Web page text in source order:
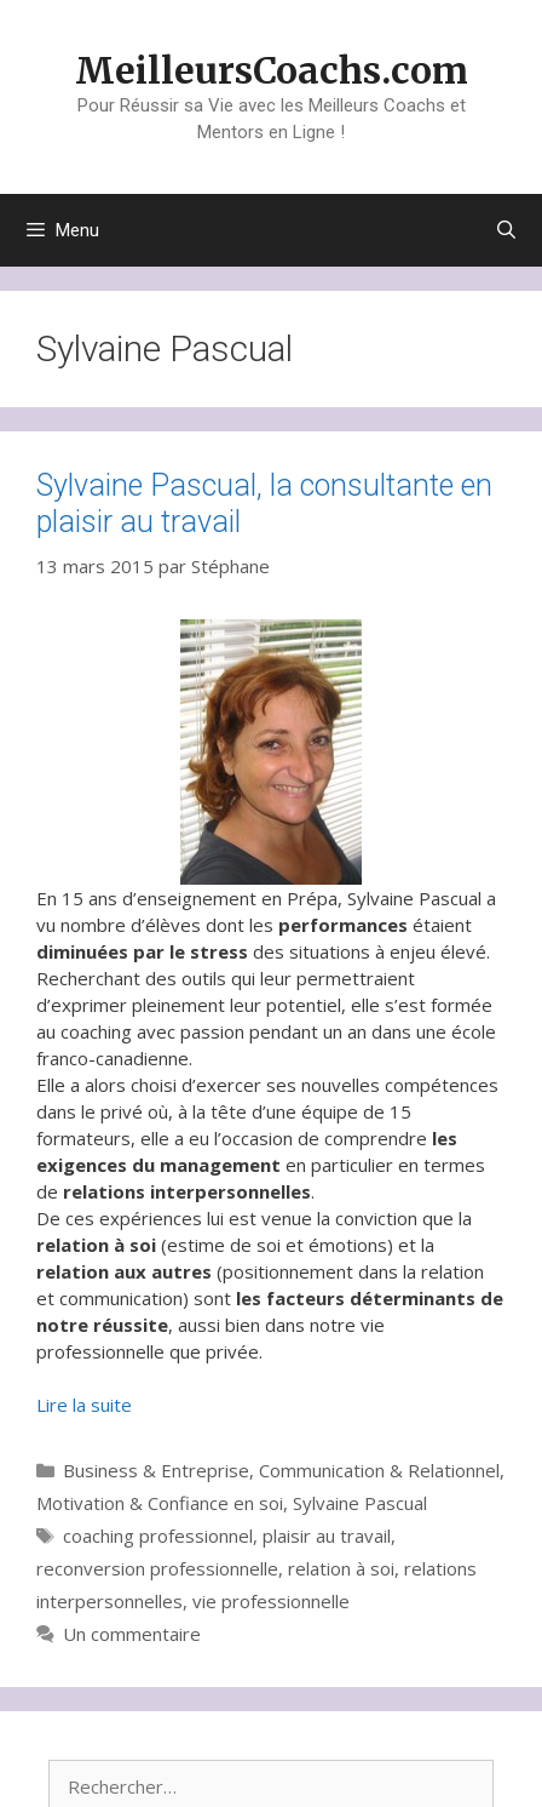
MeilleursCoachs.com
Pour Réussir sa Vie avec les Meilleurs Coachs et
Mentors en Ligne !
Menu
Sylvaine Pascual
Sylvaine Pascual, la consultante en
plaisir au travail
13 mars 2015 par Stéphane
En 15 ans d’enseignement en Prépa, Sylvaine Pascual a
vu nombre d’élèves dont les performances étaient
diminuées par le stress des situations à enjeu élevé.
Recherchant des outils qui leur permettraient
d’exprimer pleinement leur potentiel, elle s’est formée
au coaching avec passion pendant un an dans une école
franco-canadienne.
Elle a alors choisi d’exercer ses nouvelles compétences
dans le privé où, à la tête d’une équipe de 15
formateurs, elle a eu l’occasion de comprendre les
exigences du management en particulier en termes
de relations interpersonnelles.
De ces expériences lui est venue la conviction que la
relation à soi (estime de soi et émotions) et la
relation aux autres (positionnement dans la relation
et communication) sont les facteurs déterminants de
notre réussite, aussi bien dans notre vie
professionnelle que privée.
Lire la suite
Catégories
Business & Entreprise, Communication & Relationnel,
Motivation & Confiance en soi, Sylvaine Pascual
Étiquettes
coaching professionnel, plaisir au travail,
reconversion professionnelle, relation à soi, relations
interpersonnelles, vie professionnelle
Un commentaire